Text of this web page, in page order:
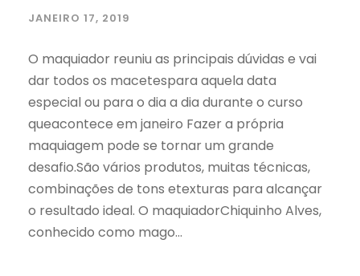
JANEIRO 17, 2019
O maquiador reuniu as principais dúvidas e vai
dar todos os macetespara aquela data
especial ou para o dia a dia durante o curso
queacontece em janeiro Fazer a própria
maquiagem pode se tornar um grande
desafio.São vários produtos, muitas técnicas,
combinações de tons etexturas para alcançar
o resultado ideal. O maquiadorChiquinho Alves,
conhecido como mago...